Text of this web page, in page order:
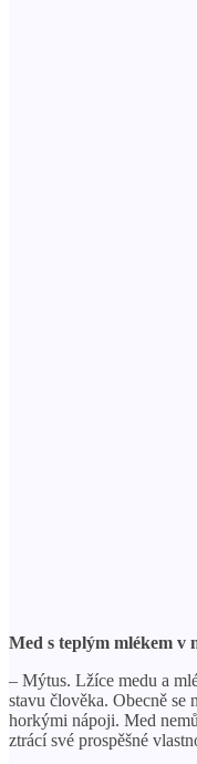
Med s teplým mlékem v
– Mýtus. Lžíce medu a
stavu člověka. Obecně se
horkými nápoji. Med
ztrácí své prospěšné